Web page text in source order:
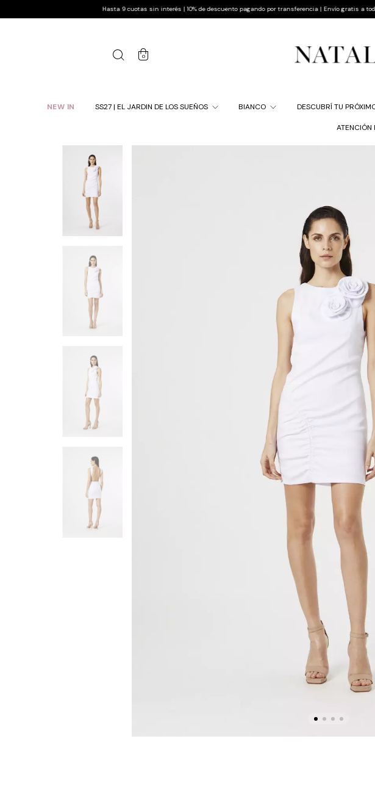
Hasta 9 cuotas sin interés | 10% de descuento pagando por transferencia | Envío gratis a todo el país
0
NEW IN SS27 | EL JARDIN DE LOS SUEÑOS BIANCO DESCUBRÍ TU
ATENCIÓN